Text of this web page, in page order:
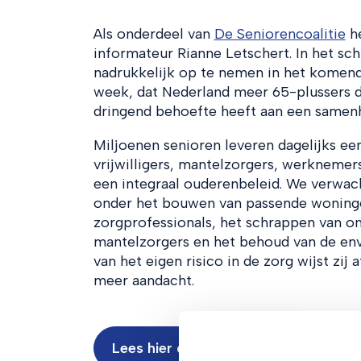
Als onderdeel van De Seniorencoalitie
informateur Rianne Letschert. In het
nadrukkelijk op te nemen in het
week, dat Nederland meer 65-plussers
dringend behoefte heeft aan een
Miljoenen senioren leveren dagelijks
vrijwilligers, mantelzorgers,
een integraal ouderenbeleid. We
onder het bouwen van passende
zorgprofessionals, het schrappen van
mantelzorgers en het behoud van de
van het eigen risico in de zorg wijst zij
meer aandacht.
Lees hier de complete brief van de